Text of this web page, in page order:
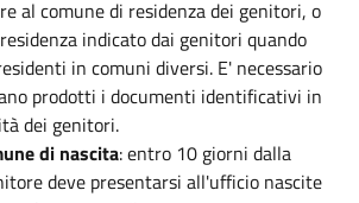
al comune di residenza dei genitori, o
indicato dai genitori quando
in comuni diversi. E' necessario
prodotti i documenti identificativi in
dei genitori.
di nascita: entro 10 giorni dalla
deve presentarsi all'ufficio nascite